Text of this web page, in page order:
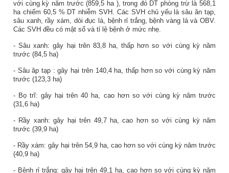
với cùng kỳ năm trước (859,5 ha ), trong đó DT phòng trừ là568,1
ha chiếm 60,5 % DT nhiễm SVH. Các SVH chủ yếu là sâu ăn tạp,
sâu xanh, rầy xám, dòi đục lá, bệnh rỉ trắng, bệnh vàng lá và OBV.
Các SVH đều có mật số và tỉ lệ bệnh ở mức nhẹ.
- Sâu xanh: gây hại trên 83,8 ha,thấp hơn so với cùng kỳ năm
trước (84,5 ha)
- Sâuăp tạp : gây hại trên 140,4 ha, thấp hơn so với cùng kỳ năm
trước (123,3 ha)
- Bọ trĩ: gây hại trên40 ha, cao hơn so với cùng kỳ năm trước
(31,6 ha)
- Rầy xanh: gây hại trên 49,7 ha, cao hơn so với cùng kỳ năm
trước (39,9 ha)
- Rầy xám: gây hại trên 54,9 ha, cao hơn so với cùng kỳ năm trước
(40,9 ha)
- Bệnh rỉ trắng: gây hại trên 49,1 ha, cao hơn so với cùng kỳ năm